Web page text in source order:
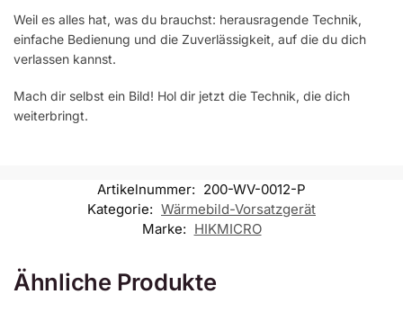
Weil es alles hat, was du brauchst: herausragende Technik,
einfache Bedienung und die Zuverlässigkeit, auf die du dich
verlassen kannst.
Mach dir selbst ein Bild! Hol dir jetzt die Technik, die dich
weiterbringt.
Artikelnummer: 200-WV-0012-P
Kategorie: Wärmebild-Vorsatzgerät
Marke: HIKMICRO
Ähnliche Produkte